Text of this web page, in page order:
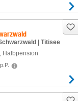
| Titisee
, Halbpension